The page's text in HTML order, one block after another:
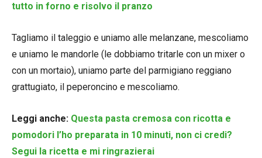
tutto in forno e risolvo il pranzo
Tagliamo il taleggio e uniamo alle melanzane, mescoliamo
e uniamo le mandorle (le dobbiamo tritarle con un mixer o
con un mortaio), uniamo parte del parmigiano reggiano
grattugiato, il peperoncino e mescoliamo.
Leggi anche: Questa pasta cremosa con ricotta e
pomodori l’ho preparata in 10 minuti, non ci credi?
Segui la ricetta e mi ringrazierai